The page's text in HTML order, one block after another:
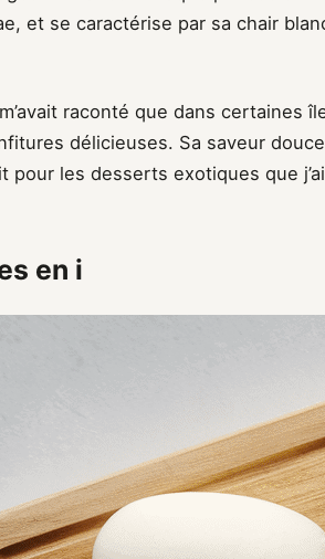
et se caractérise par sa chair
raconté que dans certaines
délicieuses. Sa saveur
pour les desserts exotiques que
en i